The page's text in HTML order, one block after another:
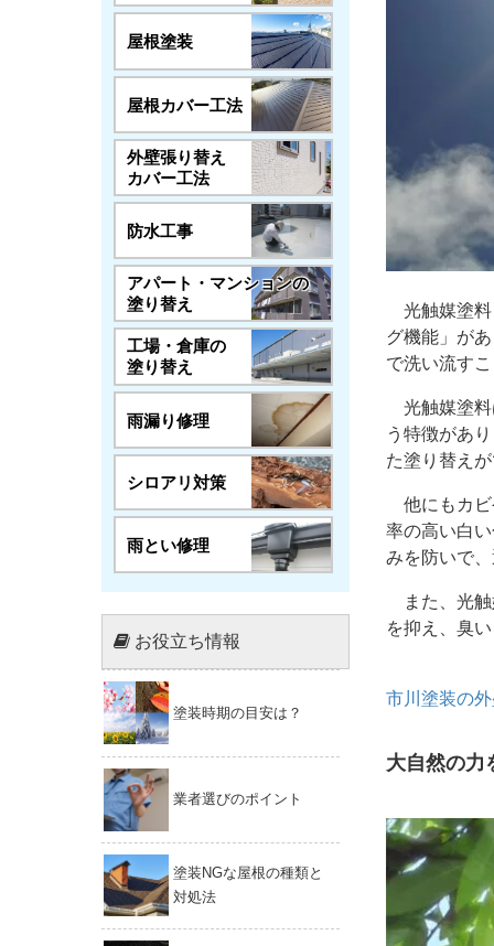
屋根塗装
屋根カバー工法
外壁張り替え
カバー工法
防水工事
アパート・マンションの
塗り替え
工場・倉庫の
塗り替え
雨漏り修理
シロアリ対策
雨とい修理
お役立ち情報
塗装時期の目安は？
業者選びのポイント
塗装NGな屋根の種類と
対処法
光触媒塗料
グ機能」が
で洗い流す
光触媒塗料
う特徴があ
た塗り替え
他にもカビ
率の高い白
みを防いで
また、光触
を抑え、臭
市川塗装の
大自然の力